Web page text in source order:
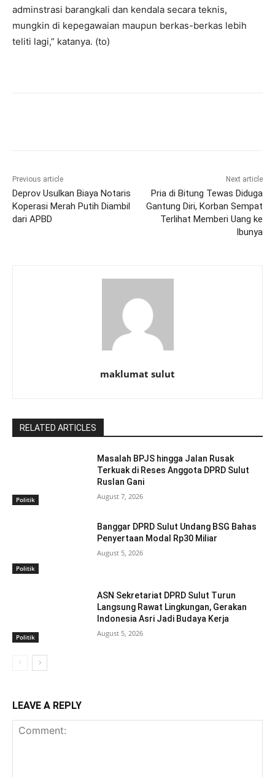
adminstrasi barangkali dan kendala secara teknis,
mungkin di kepegawaian maupun berkas-berkas lebih
teliti lagi,” katanya. (to)
Previous article
Deprov Usulkan Biaya Notaris
Koperasi Merah Putih Diambil
dari APBD
Next article
Pria di Bitung Tewas Diduga
Gantung Diri, Korban Sempat
Terlihat Memberi Uang ke
Ibunya
maklumat sulut
RELATED ARTICLES
Politik
Masalah BPJS hingga Jalan Rusak
Terkuak di Reses Anggota DPRD Sulut
Ruslan Gani
August 7, 2026
Politik
Banggar DPRD Sulut Undang BSG Bahas
Penyertaan Modal Rp30 Miliar
August 5, 2026
Politik
ASN Sekretariat DPRD Sulut Turun
Langsung Rawat Lingkungan, Gerakan
Indonesia Asri Jadi Budaya Kerja
August 5, 2026
LEAVE A REPLY